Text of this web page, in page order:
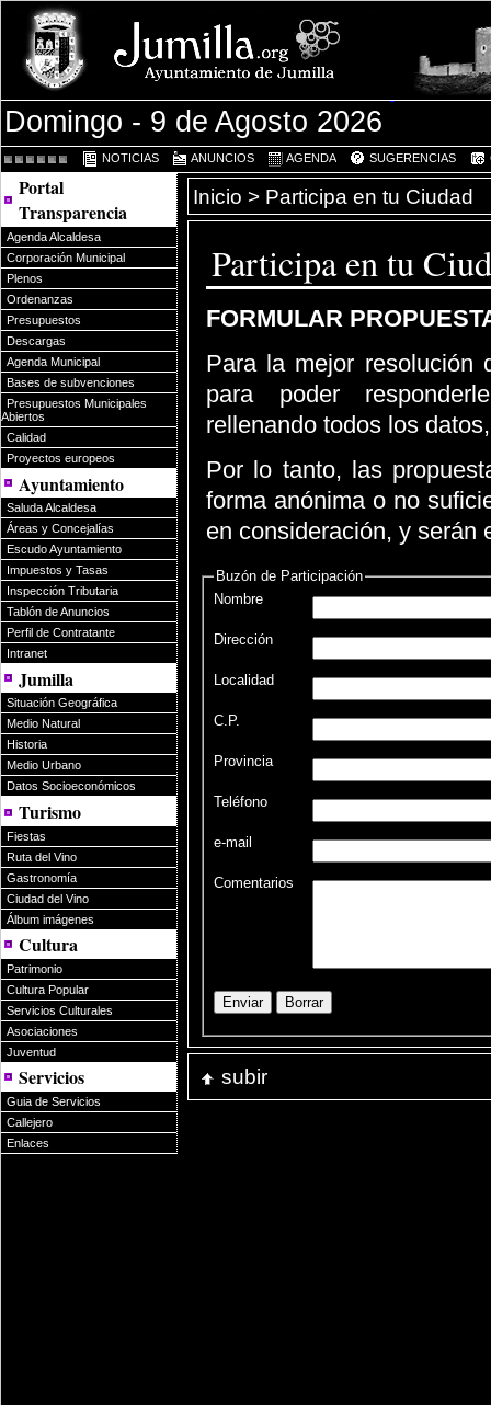
Domingo - 9 de Agosto 2026
NOTICIAS ANUNCIOS AGENDA SUGERENCIAS
Portal
Transparencia
Agenda Alcaldesa
Corporación Municipal
Plenos
Ordenanzas
Presupuestos
Descargas
Agenda Municipal
Bases de subvenciones
Presupuestos Municipales
Abiertos
Calidad
Proyectos europeos
Ayuntamiento
Saluda Alcaldesa
Áreas y Concejalías
Escudo Ayuntamiento
Impuestos y Tasas
Inspección Tributaria
Tablón de Anuncios
Perfil de Contratante
Intranet
Jumilla
Situación Geográfica
Medio Natural
Historia
Medio Urbano
Datos Socioeconómicos
Turismo
Fiestas
Ruta del Vino
Gastronomía
Ciudad del Vino
Álbum imágenes
Cultura
Patrimonio
Cultura Popular
Servicios Culturales
Asociaciones
Juventud
Servicios
Guia de Servicios
Callejero
Enlaces
Inicio > Participa en tu Ciudad
Participa en tu
FORMULAR
Para la mejor resolución
para poder
rellenando todos los
Por lo tanto, las
forma anónima o no
en consideración, y serán
Buzón de Participación
Nombre
Dirección
Localidad
C.P.
Provincia
Teléfono
e-mail
Comentarios
subir